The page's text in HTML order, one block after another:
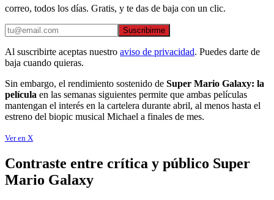
correo, todos los días. Gratis, y te das de baja con un clic.
Suscribirme
Al suscribirte aceptas nuestro aviso de privacidad. Puedes darte de
baja cuando quieras.
Sin embargo, el rendimiento sostenido de Super Mario Galaxy: la
película en las semanas siguientes permite que ambas películas
mantengan el interés en la cartelera durante abril, al menos hasta el
estreno del biopic musical Michael a finales de mes.
Ver en X
Contraste entre crítica y público Super
Mario Galaxy